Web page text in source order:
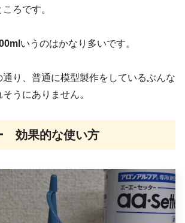
ころです。
いうのはかなり多いです。
通り、普通に模型製作をしているぶんな
うにありません。
効果的な使い方